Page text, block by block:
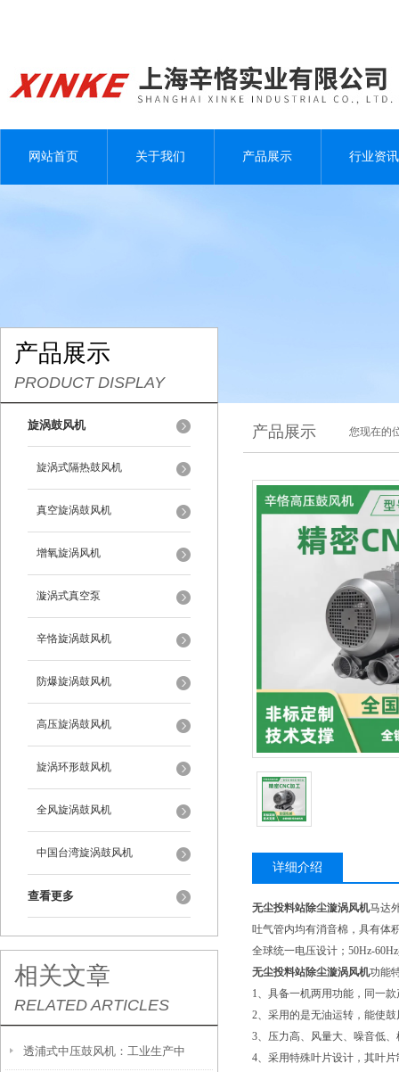
网站首页 关于我们 产品展示 行业资讯
产品展示
PRODUCT DISPLAY
旋涡鼓风机
旋涡式隔热鼓风机
真空旋涡鼓风机
增氧旋涡风机
漩涡式真空泵
辛恪旋涡鼓风机
防爆旋涡鼓风机
高压旋涡鼓风机
旋涡环形鼓风机
全风旋涡鼓风机
中国台湾旋涡鼓风机
查看更多
相关文章
RELATED ARTICLES
透浦式中压鼓风机：工业生产中
产品展示 您现在的
详细介绍
无尘投料站除尘漩涡风机马达
吐气管内均有消音棉，具有体
全球统一电压设计；50Hz-
无尘投料站除尘漩涡风机功能
1、具备一机两用功能，同一
2、采用的是无油运转，能使
3、压力高、风量大、噪音低
4、采用特殊叶片设计，其叶